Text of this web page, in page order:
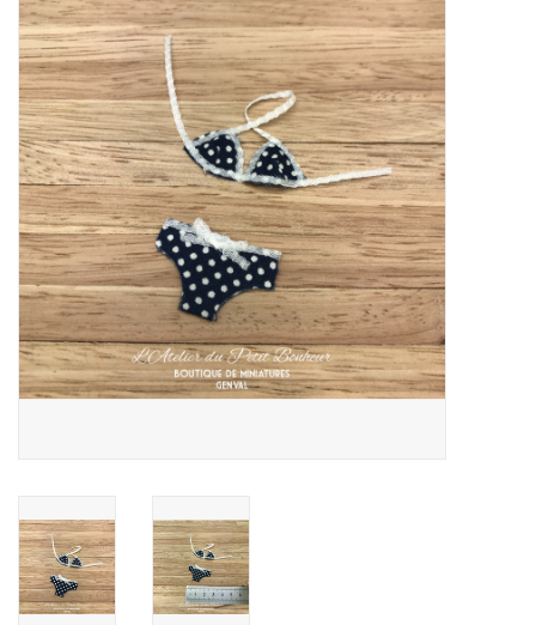
Pièces uniques & objets de
collection
1/48ème
Fournitures bricolage
Bois
Noël
1/24ème
Maison de souris
miniature - The Mouse